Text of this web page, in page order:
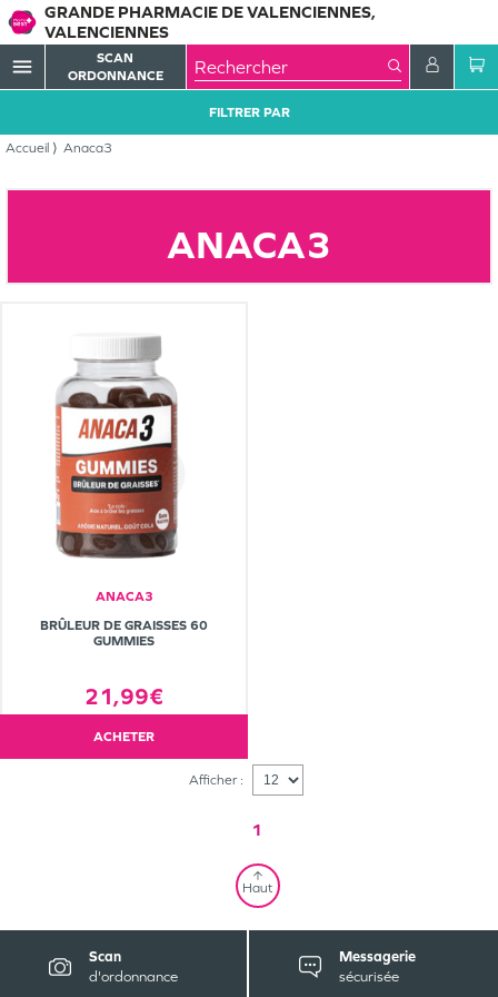
GRANDE PHARMACIE DE VALENCIENNES,
VALENCIENNES
menu
SCAN
ORDONNANCE
Accueil Anaca3
FILTRER PAR
ANACA3
ANACA3
BRÛLEUR DE GRAISSES 60
GUMMIES
21,99€
ACHETER
Afficher :
1
Haut
Scan
d'ordonnance
Messagerie
sécurisée